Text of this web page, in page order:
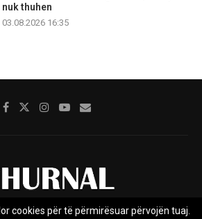
nuk thuhen
03.08.2026 16:35
cookies për të përmirësuar përvojën tuaj.